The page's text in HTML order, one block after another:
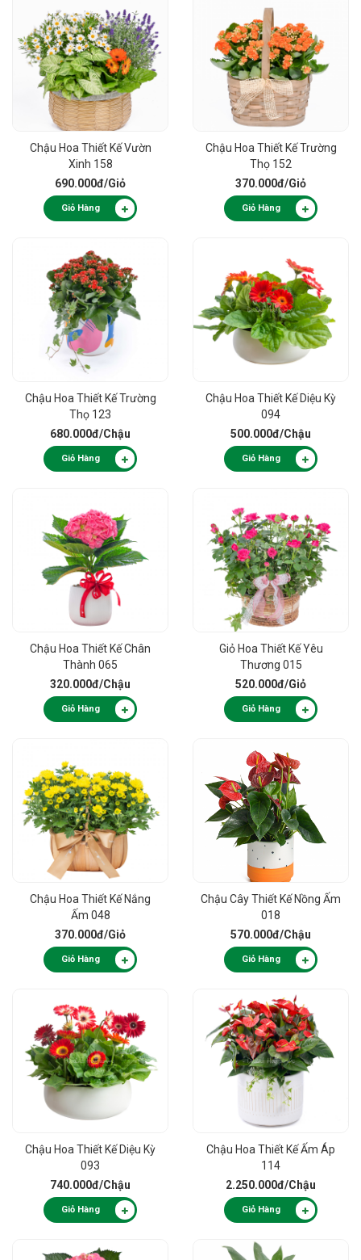
Chậu Hoa Thiết Kế Vườn
Xinh 158
690.000đ/Giỏ
Giỏ Hàng
Chậu Hoa Thiết Kế Trường
Thọ 152
370.000đ/Giỏ
Giỏ Hàng
Chậu Hoa Thiết Kế Trường
Thọ 123
680.000đ/Chậu
Giỏ Hàng
Chậu Hoa Thiết Kế Diệu Kỳ
094
500.000đ/Chậu
Giỏ Hàng
Chậu Hoa Thiết Kế Chân
Thành 065
320.000đ/Chậu
Giỏ Hàng
Giỏ Hoa Thiết Kế Yêu
Thương 015
520.000đ/Giỏ
Giỏ Hàng
Chậu Hoa Thiết Kế Nắng
Ấm 048
370.000đ/Giỏ
Giỏ Hàng
Chậu Cây Thiết Kế Nồng Ấm
018
570.000đ/Chậu
Giỏ Hàng
Chậu Hoa Thiết Kế Diệu Kỳ
093
740.000đ/Chậu
Giỏ Hàng
Chậu Hoa Thiết Kế Ấm Áp
114
2.250.000đ/Chậu
Giỏ Hàng